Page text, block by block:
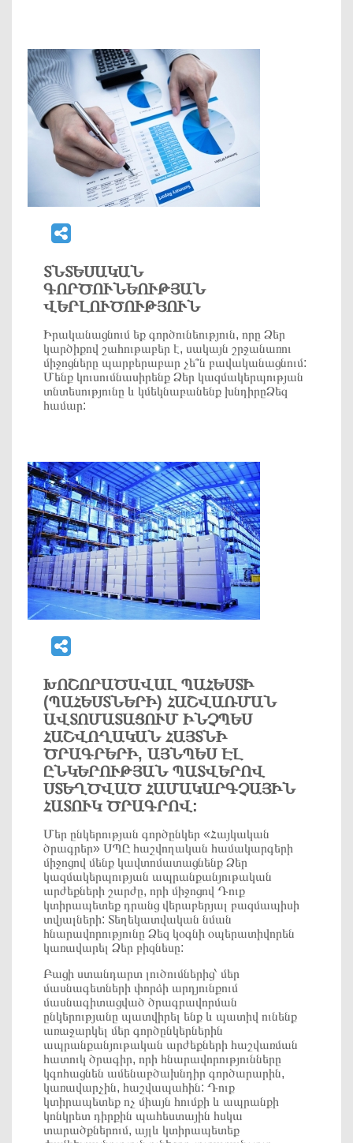
ՏՆՏԵՍԱԿԱՆ
ԳՈՐԾՈՒՆԵՈՒԹՅԱՆ
ՎԵՐԼՈՒԾՈՒԹՅՈՒՆ
Իրականացնում եք գործունեություն, որը Ձեր
կարծիքով շահութաբեր է, սակայն շրջանառու
միջոցները պարբերաբար չե՞ն բավականացնում:
Մենք կուսումնասիրենք Ձեր կազմակերպության
տնտեսությունը և կմեկնաբանենք խնդիրըՁեզ
համար:
ԽՈՇՈՐԱԾԱՎԱԼ ՊԱՀԵՍՏԻ
(ՊԱՀԵՍՏՆԵՐԻ) ՀԱՇՎԱՌՄԱՆ
ԱՎՏՈՄԱՏԱՑՈՒՄ ԻՆՉՊԵՍ
ՀԱՇՎՈՂԱԿԱՆ ՀԱՅՏՆԻ
ԾՐԱԳՐԵՐԻ, ԱՅՆՊԵՍ ԷԼ
ԸՆԿԵՐՈՒԹՅԱՆ ՊԱՏՎԵՐՈՎ
ՍՏԵՂԾՎԱԾ ՀԱՄԱԿԱՐԳՉԱՅԻՆ
ՀԱՏՈՒԿ ԾՐԱԳՐՈՎ:
Մեր ընկերության գործընկեր «Հայկական
ծրագրեր» ՍՊԸ հաշվողական համակարգերի
միջոցով մենք կավտոմատացնենք Ձեր
կազմակերպության ապրանքանյութական
արժեքների շարժը, որի միջոցով Դուք
կտիրապետեք դրանց վերաբերյալ բազմապիսի
տվյալների: Տեղեկատվական նման
հնարավորությունը Ձեզ կօգնի օպերատիվորեն
կառավարել Ձեր բիզնեսը:
Բացի ստանդարտ լուծումներից՝ մեր
մասնագետների փորձի արդյունքում
մասնագիտացված ծրագրավորման
ընկերությանը պատվիրել ենք և պատիվ ունենք
առաջարկել մեր գործընկերներին
ապրանքանյութական արժեքների հաշվառման
հատուկ ծրագիր, որի հնարավորությունները
կգոհացնեն ամենաբծախնդիր գործարարին,
կառավարչին, հաշվապահին: Դուք
կտիրապետեք ոչ միայն հումքի և ապրանքի
կոնկրետ դիրքին պահեստային հսկա
տարածքներում, այլև կտիրապետեք